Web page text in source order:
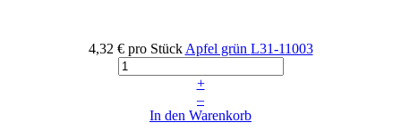
4,32 € pro Stück Apfel grün L31-11003
+
–
In den Warenkorb